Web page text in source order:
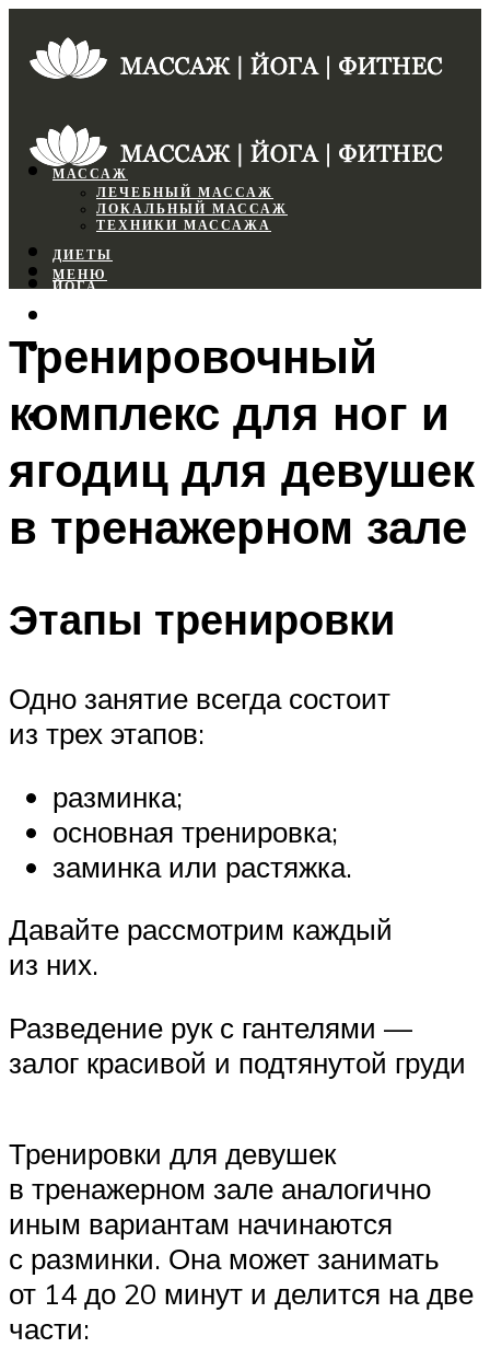
МАССАЖ
ЛЕЧЕБНЫЙ МАССАЖ
ЛОКАЛЬНЫЙ МАССАЖ
ТЕХНИКИ МАССАЖА
ДИЕТЫ
ЙОГА
ФИТНЕС
МЕНЮ
МЕНЮ
Тренировочный
комплекс для ног и
ягодиц для девушек
в тренажерном зале
Этапы тренировки
Одно занятие всегда состоит
из трех этапов:
разминка;
основная тренировка;
заминка или растяжка.
Давайте рассмотрим каждый
из них.
Разведение рук с гантелями —
залог красивой и подтянутой груди
Тренировки для девушек
в тренажерном зале аналогично
иным вариантам начинаются
с разминки. Она может занимать
от 14 до 20 минут и делится на две
части: